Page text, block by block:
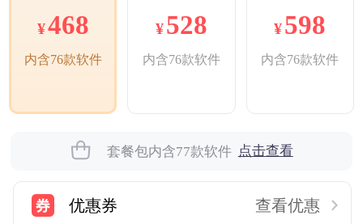
¥468
内含76款软件
¥528
内含76款软件
¥598
内含76款软件
套餐包内含77款软件 点击查看
优惠券 查看优惠